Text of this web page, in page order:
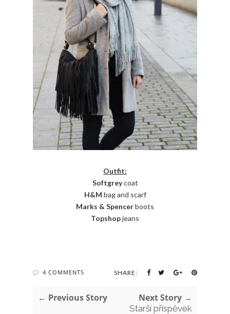
Outfit:
Softgreycoat
H&M bag and scarf
Marks & Spencerboots
Topshopjeans
4 COMMENTS SHARE:
← Previous Story Next Story →
Starší příspěvek